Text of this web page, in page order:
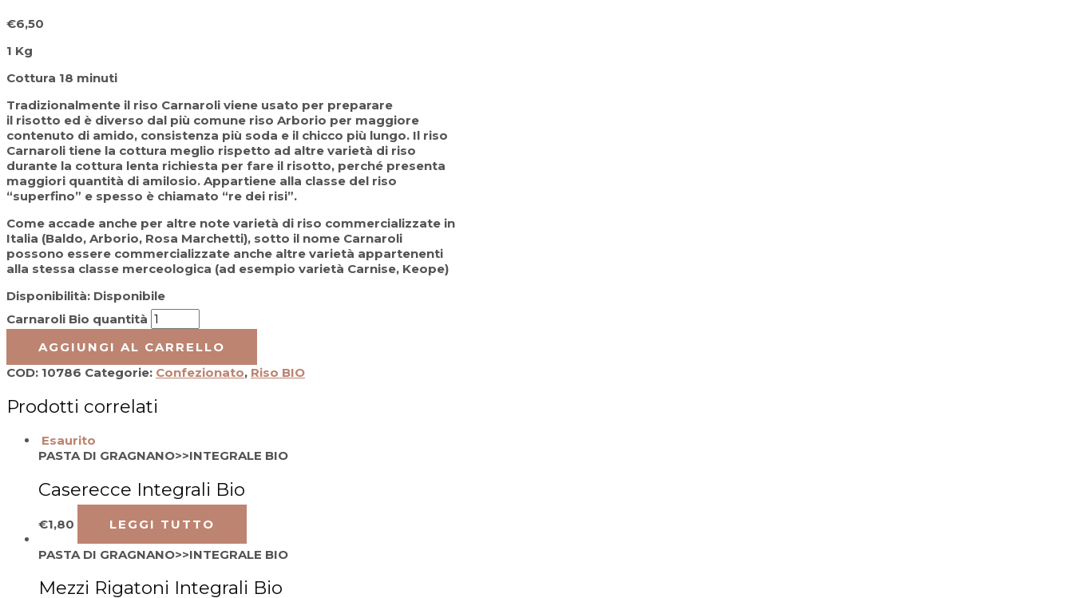
€6,50
1 Kg
Cottura 18 minuti
Tradizionalmente il riso Carnaroli viene usato per preparare
il risotto ed è diverso dal più comune riso Arborio per maggiore
contenuto di amido, consistenza più soda e il chicco più lungo. Il riso
Carnaroli tiene la cottura meglio rispetto ad altre varietà di riso
durante la cottura lenta richiesta per fare il risotto, perché presenta
maggiori quantità di amilosio. Appartiene alla classe del riso
“superfino” e spesso è chiamato “re dei risi”.
Come accade anche per altre note varietà di riso commercializzate in
Italia (Baldo, Arborio, Rosa Marchetti), sotto il nome Carnaroli
possono essere commercializzate anche altre varietà appartenenti
alla stessa classe merceologica (ad esempio varietà Carnise, Keope)
Disponibilità: Disponibile
Carnaroli Bio quantità
AGGIUNGI AL CARRELLO
COD: 10786 Categorie: Confezionato, Riso BIO
Prodotti correlati
Esaurito
PASTA DI GRAGNANO>>INTEGRALE BIO
Caserecce Integrali Bio
€1,80
LEGGI TUTTO
PASTA DI GRAGNANO>>INTEGRALE BIO
Mezzi Rigatoni Integrali Bio